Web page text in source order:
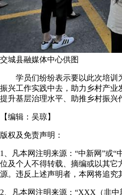
交城县融媒体中心供图
学员们纷纷表示要以此次培训为
振兴工作实践中去，助力乡村产
提升基层治理水平、助推乡村振兴
【编辑： 吴琼】
版权及免责声明：
1、凡本网注明来源：“中新网”或
位及个人不得转载、摘编或以其
源。违反上述声明者，本网将追究
2、凡本网注明来源：“XXX（非